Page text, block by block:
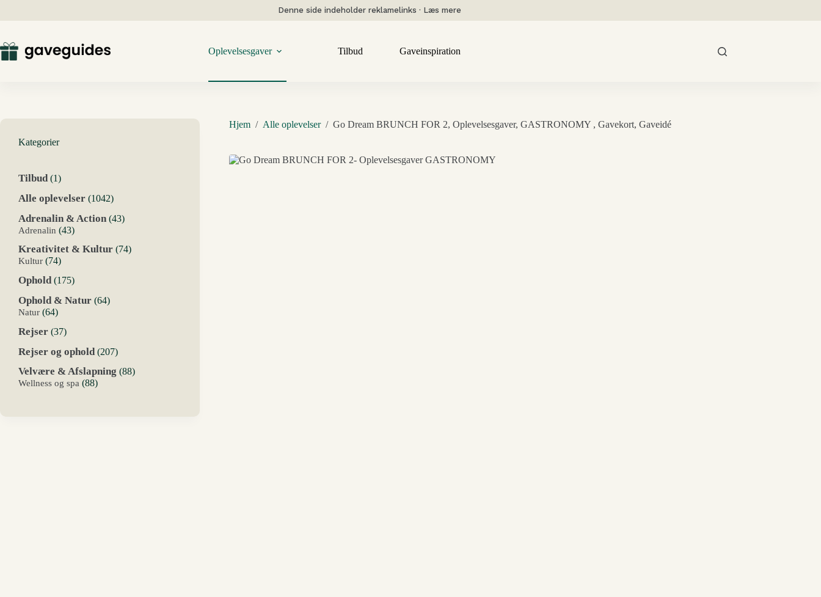
Denne side indeholder reklamelinks · Læs mere
Oplevelsesgaver Tilbud Gaveinspiration
Hjem / Alle oplevelser / Go Dream BRUNCH FOR 2, Oplevelsesgaver, GASTRONOMY , Gavekort, Gaveidé
Kategorier
Tilbud 11
Alle oplevelser 10421042
Adrenalin & Action 4343
Adrenalin 4343
Kreativitet & Kultur 7474
Kultur 7474
Ophold 175175
Ophold & Natur 6464
Natur 6464
Rejser 3737
Rejser og ophold 207207
Velvære & Afslapning 8888
Wellness og spa 8888